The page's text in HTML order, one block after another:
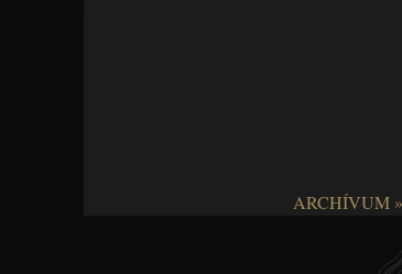
ARCHÍVUM »